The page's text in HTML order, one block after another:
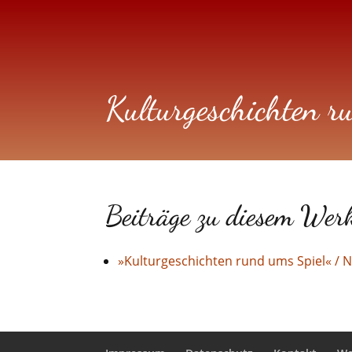
Kulturgeschichten
Beiträge zu diesem
»Kulturgeschichten rund ums Spiel« /